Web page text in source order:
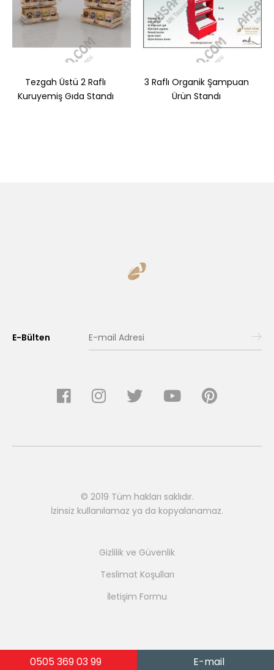
Tezgah Üstü 2 Raflı
Kuruyemiş Gıda Standı
3 Raflı Organik Şampuan
Ürün Standı
E-Bülten
© 2019 Tüm hakları saklıdır.
İzinsiz kullanılamaz ya da kopyalanamaz.
Gizlilik ve Güvenlik
Teslimat Koşulları
İletişim Formu
0505 369 03 99 E-mail